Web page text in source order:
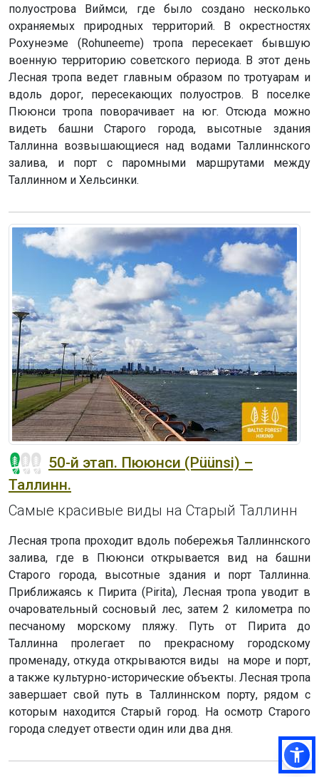
полуострова Виймси, где было создано несколько
охраняемых природных территорий. В окрестностях
Рохунеэме (Rohuneeme) тропа пересекает бывшую
военную территорию советского периода. В этот день
Лесная тропа ведет главным образом по тротуарам и
вдоль дорог, пересекающих полуостров. В поселке
Пююнси тропа поворачивает на юг. Отсюда можно
видеть башни Старого города, высотные здания
Таллинна возвышающиеся над водами Таллиннского
залива, и порт с паромными маршрутами между
Таллинном и Хельсинки.
50-й этап. Пююнси (Püünsi) –
Таллинн.
Самые красивые виды на Старый Таллинн
Лесная тропа проходит вдоль побережья Таллиннского
залива, где в Пююнси открывается вид на башни
Старого города, высотные здания и порт Таллинна.
Приближаясь к Пирита (Pirita), Лесная тропа уводит в
очаровательный сосновый лес, затем 2 километра по
песчаному морскому пляжу. Путь от Пирита до
Таллинна пролегает по прекрасному городскому
променаду, откуда открываются виды на море и порт,
а также культурно-исторические объекты. Лесная тропа
завершает свой путь в Таллиннском порту, рядом с
которым находится Старый город. На осмотр Старого
города следует отвести один или два дня.